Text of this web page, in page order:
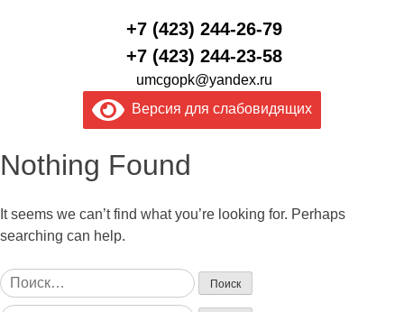
+7 (423) 244-26-79
+7 (423) 244-23-58
umcgopk@yandex.ru
Версия для слабовидящих
Nothing Found
It seems we can’t find what you’re looking for. Perhaps
searching can help.
Найти: